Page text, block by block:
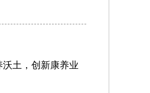
土，创新康养业